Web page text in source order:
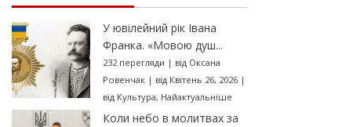
У ювілейний рік Івана
Франка. «Мовою душ...
232 перегляди | від Оксана
Ровенчак| від Квітень 26, 2026|
від Культура, Найактуальніше
Коли небо в молитвах за